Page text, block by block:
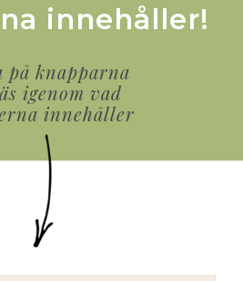
innehåller!
på knapparna
igenom vad
innehåller